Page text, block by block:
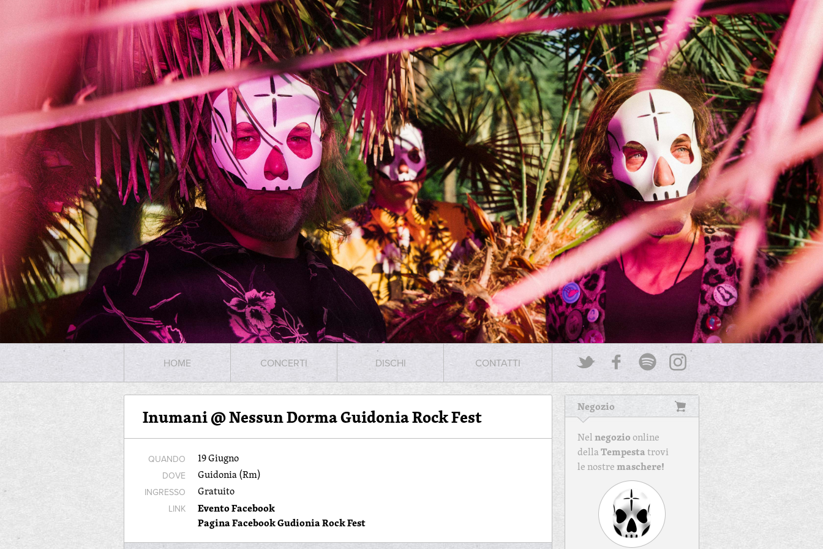
HOME CONCERTI DISCHI CONTATTI
Inumani @ Nessun Dorma Guidonia Rock Fest
QUANDO 19 Giugno
DOVE Guidonia (Rm)
INGRESSO Gratuito
LINK
Evento Facebook
Pagina Facebook Gudionia Rock Fest
Negozio
Nelnegozioonline
dellaTempestatrovi
le nostremaschere!